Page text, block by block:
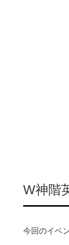
W神階
今回のイベ